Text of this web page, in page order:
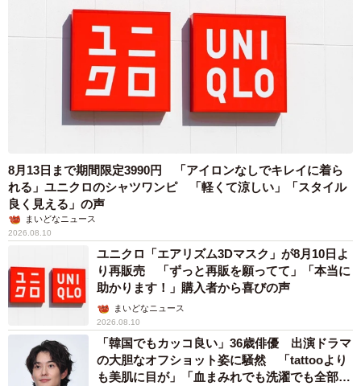
8月13日まで期間限定3990円 「アイロンなしでキレイに着ら
れる」ユニクロのシャツワンピ 「軽くて涼しい」「スタイル
良く見える」の声
まいどなニュース
2026.08.10
ユニクロ「エアリズム3Dマスク」が8月10日よ
り再販売 「ずっと再販を願ってて」「本当に
助かります！」購入者から喜びの声
まいどなニュース
2026.08.10
「韓国でもカッコ良い」36歳俳優 出演ドラマ
の大胆なオフショット姿に騒然 「tattooより
も美肌に目が」「血まみれでも洗濯でも全部か